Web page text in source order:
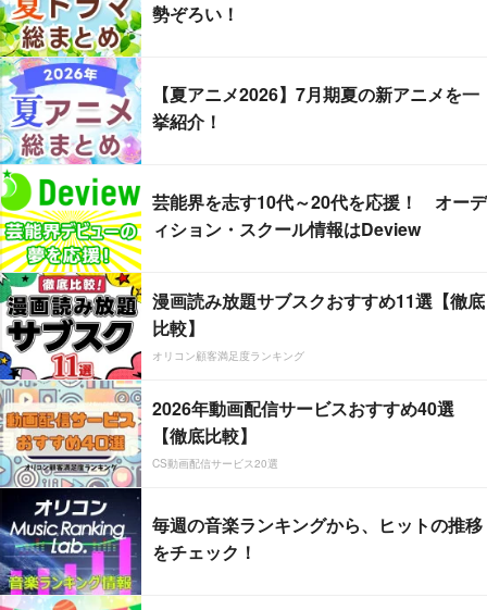
勢ぞろい！
【夏アニメ2026】7月期夏の新アニメを一
挙紹介！
芸能界を志す10代～20代を応援！ オーデ
ィション・スクール情報はDeview
漫画読み放題サブスクおすすめ11選【徹底
比較】
オリコン顧客満足度ランキング
2026年動画配信サービスおすすめ40選
【徹底比較】
CS動画配信サービス20選
毎週の音楽ランキングから、ヒットの推移
をチェック！